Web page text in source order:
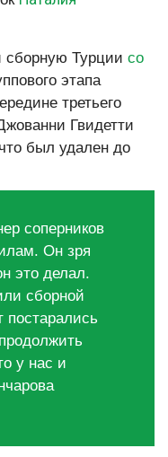
сборную Турции со
этапа
третьего
Гвидетти
был удален до
соперников
Он зря
это делал.
сборной
у нас и